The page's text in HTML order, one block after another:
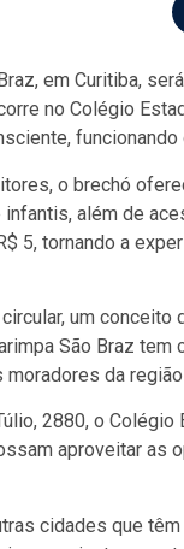
em Curitiba,
no Colégio
funcionando
o brechó
além de
5, tornando a
um
São Braz
da
2880, o
aproveitar as
cidades que